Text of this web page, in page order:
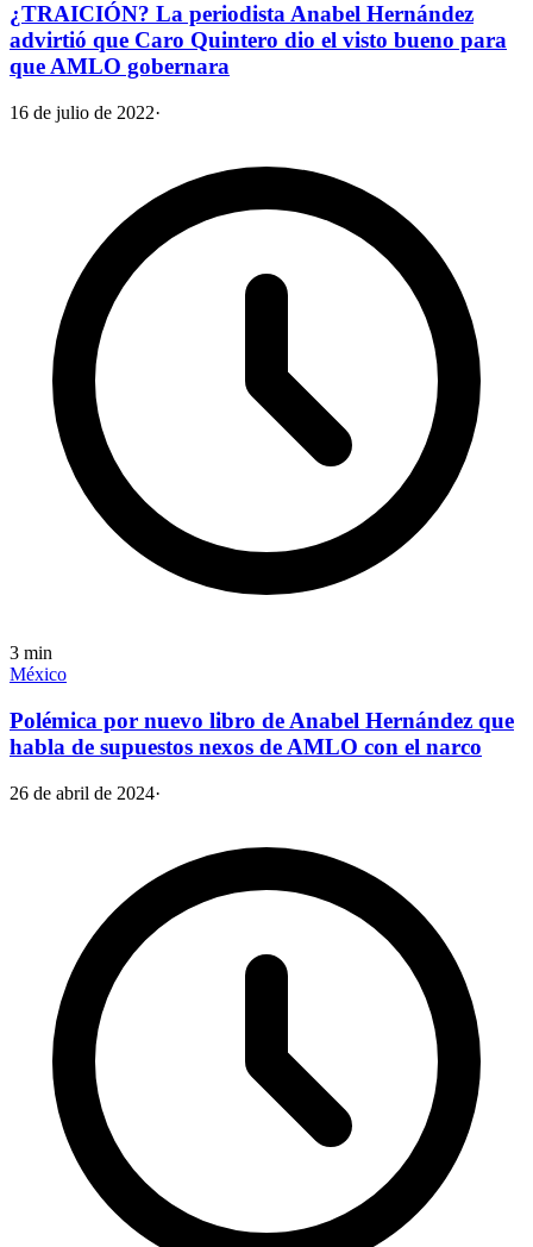
¿TRAICIÓN? La periodista Anabel Hernández
advirtió que Caro Quintero dio el visto bueno para
que AMLO gobernara
16 de julio de 2022·
3 min
México
Polémica por nuevo libro de Anabel Hernández que
habla de supuestos nexos de AMLO con el narco
26 de abril de 2024·